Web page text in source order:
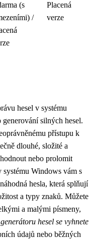
(s
/
Placená
verze
hesel v systému
silných hesel.
přístupu k
dlouhé, složité a
nebo prolomit
Windows vám s
hesla, která splňují
a typy znaků. Můžete
a malými písmeny,
hesel se vyhnete
údajů nebo běžných